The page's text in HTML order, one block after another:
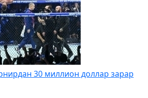
30 миллион доллар зарар